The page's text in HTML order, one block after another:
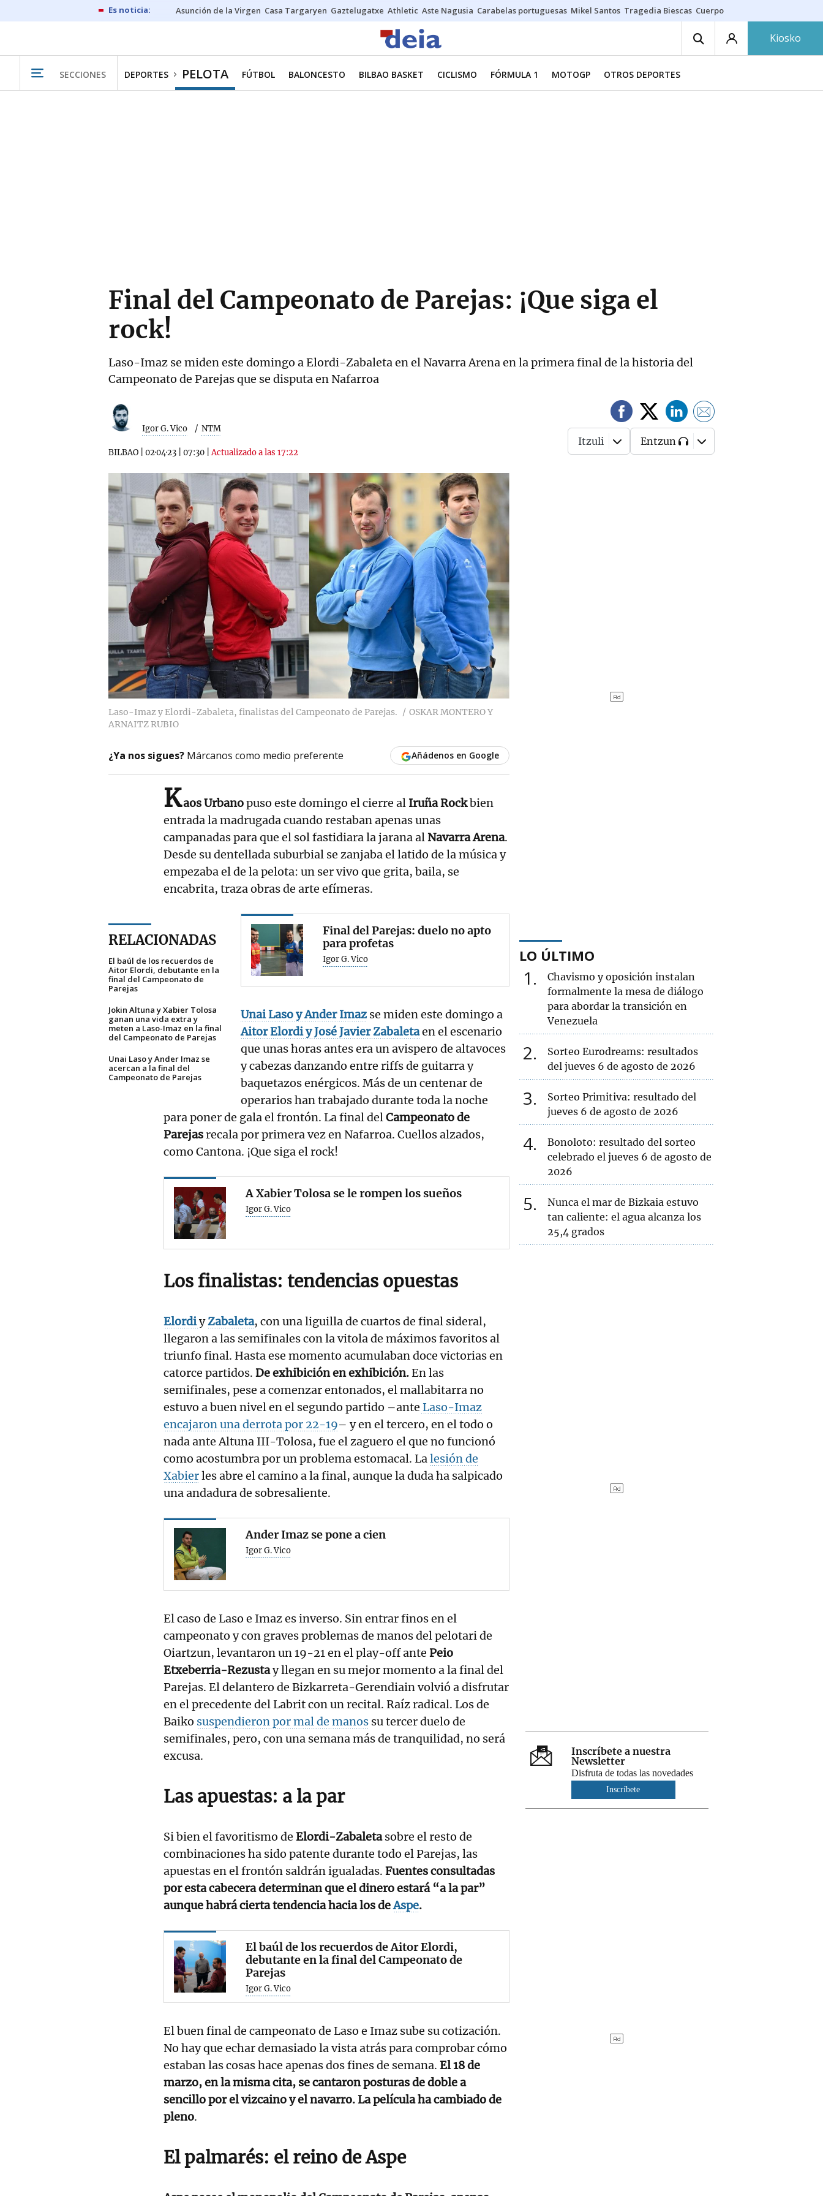
Asunción de la Virgen Casa Targaryen Gaztelugatxe Athletic Aste Nagusia Carabelas portuguesas Mikel Santos Tragedia Biescas Cuerpo ría
Kiosko
SECCIONES DEPORTES PELOTA FÚTBOL BALONCESTO BILBAO BASKET CICLISMO FÓRMULA 1 MOTOGP OTROS DEPORTES
Final del Campeonato de Parejas: ¡Que siga el
rock!
Laso-Imaz se miden este domingo a Elordi-Zabaleta en el Navarra Arena en la primera final de la historia del
Campeonato de Parejas que se disputa en Nafarroa
Igor G. Vico NTM
BILBAO 02·04·23 07:30 |Actualizado a las 17:22
Itzuli Entzun
Laso-Imaz y Elordi-Zabaleta, finalistas del Campeonato de Parejas.
OSKAR MONTERO Y
ARNAITZ RUBIO
¿Ya nos sigues? Márcanos como medio preferente Añádenos en Google
Kaos Urbanopuso este domingo el cierre al Iruña Rockbien
entrada la madrugada cuando restaban apenas unas
campanadas para que el sol fastidiara la jarana al Navarra Arena.
Desde su dentellada suburbial se zanjaba el latido de la música y
empezaba el de la pelota: un ser vivo que grita, baila, se
encabrita, traza obras de arte efímeras.
RELACIONADAS
El baúl de los recuerdos de
Aitor Elordi, debutante en la
final del Campeonato de
Parejas
Jokin Altuna y Xabier Tolosa
ganan una vida extra y
meten a Laso-Imaz en la final
del Campeonato de Parejas
Unai Laso y Ander Imaz se
acercan a la final del
Campeonato de Parejas
Final del Parejas: duelo no apto
para profetas
Igor G. Vico
Unai Laso y Ander Imaz se miden este domingo a
Aitor Elordi y José Javier Zabaletaen el escenario
que unas horas antes era un avispero de altavoces
y cabezas danzando entre riffs de guitarra y
baquetazos enérgicos. Más de un centenar de
operarios han trabajado durante toda la noche
para poner de gala el frontón. La final delCampeonato de
Parejasrecala por primera vez en Nafarroa. Cuellos alzados,
como Cantona. ¡Que siga el rock!
A Xabier Tolosa se le rompen los sueños
Igor G. Vico
Los finalistas: tendencias opuestas
ElordiyZabaleta, con una liguilla de cuartos de final sideral,
llegaron a las semifinales con la vitola de máximos favoritos al
triunfo final. Hasta ese momento acumulaban doce victorias en
catorce partidos. De exhibición en exhibición.En las
semifinales, pese a comenzar entonados, el mallabitarra no
estuvo a buen nivel en el segundo partido –ante Laso-Imaz
encajaron una derrota por 22-19– y en el tercero, en el todo o
nada ante Altuna III-Tolosa, fue el zaguero el que no funcionó
como acostumbra por un problema estomacal. Lalesión de
Xabierles abre el camino a la final, aunque la duda ha salpicado
una andadura de sobresaliente.
Ander Imaz se pone a cien
Igor G. Vico
El caso de Laso e Imaz es inverso. Sin entrar finos en el
campeonato y con graves problemas de manos del pelotari de
Oiartzun, levantaron un 19-21 en el play-off ante Peio
Etxeberria-Rezustay llegan en su mejor momento a la final del
Parejas. El delantero de Bizkarreta-Gerendiain volvió a disfrutar
en el precedente del Labrit con un recital. Raíz radical. Los de
Baiko suspendieron por mal de manos su tercer duelo de
semifinales, pero, con una semana más de tranquilidad, no será
excusa.
Las apuestas: a la par
Si bien el favoritismo de Elordi-Zabaletasobre el resto de
combinaciones ha sido patente durante todo el Parejas, las
apuestas en el frontón saldrán igualadas. Fuentes consultadas
por esta cabecera determinan que el dinero estará “a la par”
aunque habrá cierta tendencia hacia los deAspe.
El baúl de los recuerdos de Aitor Elordi,
debutante en la final del Campeonato de
Parejas
Igor G. Vico
El buen final de campeonato de Laso e Imaz sube su cotización.
No hay que echar demasiado la vista atrás para comprobar cómo
estaban las cosas hace apenas dos fines de semana. El 18 de
marzo, en la misma cita, se cantaron posturas de doble a
sencillo por el vizcaino y el navarro. La película ha cambiado de
pleno.
El palmarés: el reino de Aspe
LO ÚLTIMO
1
Chavismo y oposición instalan
formalmente la mesa de diálogo
para abordar la transición en
Venezuela
2
Sorteo Eurodreams: resultados
del jueves 6 de agosto de 2026
3
Sorteo Primitiva: resultado del
jueves 6 de agosto de 2026
4
Bonoloto: resultado del sorteo
celebrado el jueves 6 de agosto de
2026
5
Nunca el mar de Bizkaia estuvo
tan caliente: el agua alcanza los
25,4 grados
Inscríbete a nuestra
Newsletter
Disfruta de todas las novedades
Inscríbete